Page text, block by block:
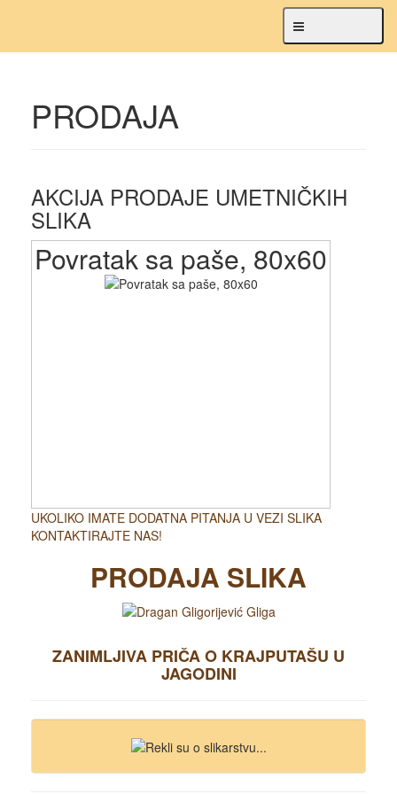
Navigacija
PRODAJA
AKCIJA PRODAJE UMETNIČKIH
SLIKA
Povratak sa paše, 80x60
UKOLIKO IMATE DODATNA PITANJA U VEZI SLIKA
KONTAKTIRAJTE NAS!
PRODAJA SLIKA
ZANIMLJIVA PRIČA O KRAJPUTAŠU U
JAGODINI